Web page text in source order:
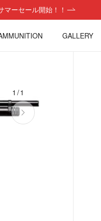
マーセール開始！！
GALLERY
1/1